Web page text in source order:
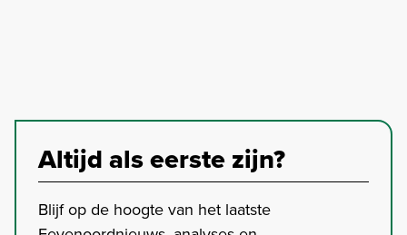
Altijd als eerste zijn?
Blijf op de hoogte van het laatste